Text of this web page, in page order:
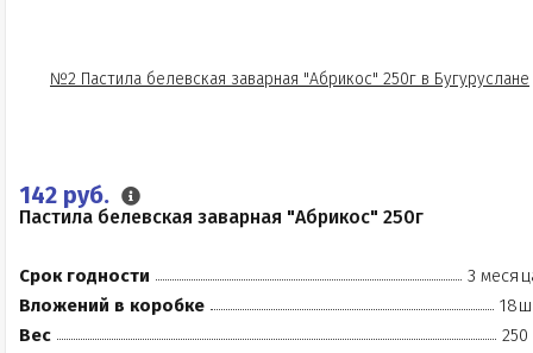
142 руб.
Пастила белевская заварная "Абрикос" 250г
Срок годности
3
Вложений в коробке
Вес
250